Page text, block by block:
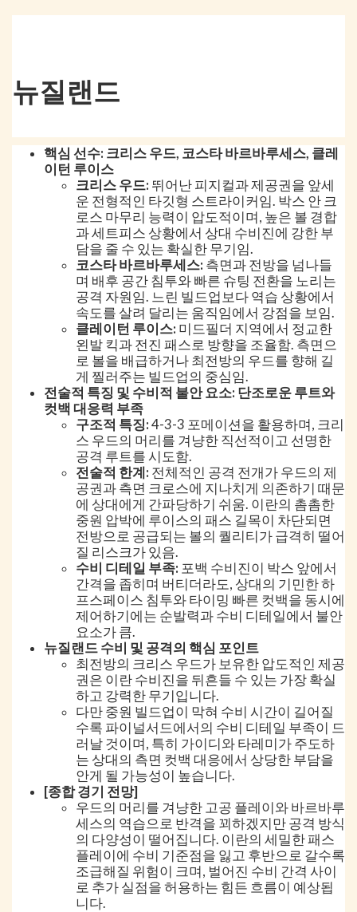
뉴질랜드
핵심 선수: 크리스 우드, 코스타 바르바루세스, 클레
이턴 루이스
크리스 우드: 뛰어난 피지컬과 제공권을 앞세
운 전형적인 타깃형 스트라이커임. 박스 안 크
로스 마무리 능력이 압도적이며, 높은 볼 경합
과 세트피스 상황에서 상대 수비진에 강한 부
담을 줄 수 있는 확실한 무기임.
코스타 바르바루세스: 측면과 전방을 넘나들
며 배후 공간 침투와 빠른 슈팅 전환을 노리는
공격 자원임. 느린 빌드업보다 역습 상황에서
속도를 살려 달리는 움직임에서 강점을 보임.
클레이턴 루이스: 미드필더 지역에서 정교한
왼발 킥과 전진 패스로 방향을 조율함. 측면으
로 볼을 배급하거나 최전방의 우드를 향해 길
게 찔러주는 빌드업의 중심임.
전술적 특징 및 수비적 불안 요소: 단조로운 루트와
컷백 대응력 부족
구조적 특징: 4-3-3 포메이션을 활용하며, 크리
스 우드의 머리를 겨냥한 직선적이고 선명한
공격 루트를 시도함.
전술적 한계: 전체적인 공격 전개가 우드의 제
공권과 측면 크로스에 지나치게 의존하기 때문
에 상대에게 간파당하기 쉬움. 이란의 촘촘한
중원 압박에 루이스의 패스 길목이 차단되면
전방으로 공급되는 볼의 퀄리티가 급격히 떨어
질 리스크가 있음.
수비 디테일 부족: 포백 수비진이 박스 앞에서
간격을 좁히며 버티더라도, 상대의 기민한 하
프스페이스 침투와 타이밍 빠른 컷백을 동시에
제어하기에는 순발력과 수비 디테일에서 불안
요소가 큼.
뉴질랜드 수비 및 공격의 핵심 포인트
최전방의 크리스 우드가 보유한 압도적인 제공
권은 이란 수비진을 뒤흔들 수 있는 가장 확실
하고 강력한 무기입니다.
다만 중원 빌드업이 막혀 수비 시간이 길어질
수록 파이널서드에서의 수비 디테일 부족이 드
러날 것이며, 특히 가이디와 타레미가 주도하
는 상대의 측면 컷백 대응에서 상당한 부담을
안게 될 가능성이 높습니다.
[종합 경기 전망]
우드의 머리를 겨냥한 고공 플레이와 바르바루
세스의 역습으로 반격을 꾀하겠지만 공격 방식
의 다양성이 떨어집니다. 이란의 세밀한 패스
플레이에 수비 기준점을 잃고 후반으로 갈수록
조급해질 위험이 크며, 벌어진 수비 간격 사이
로 추가 실점을 허용하는 힘든 흐름이 예상됩
니다.